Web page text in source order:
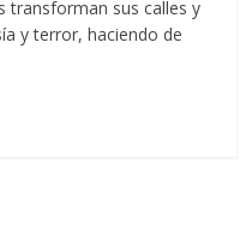
transforman sus calles y
y terror, haciendo de